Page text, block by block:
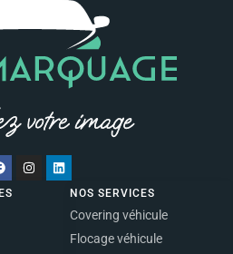
NOS SERVICES
Covering véhicule
Flocage véhicule